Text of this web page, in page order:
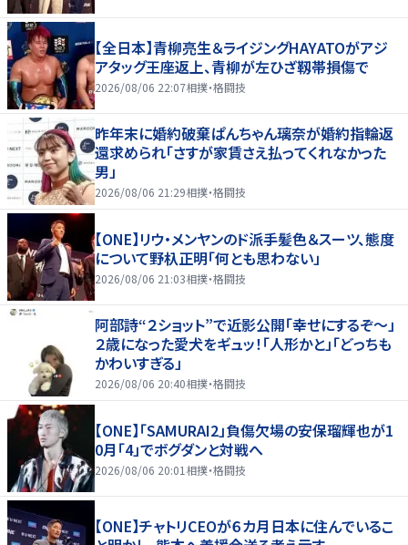
【全日本】青柳亮生＆ライジングHAYATOがアジ
アタッグ王座返上、青柳が左ひざ靱帯損傷で
2026/08/06 22:07相撲・格闘技
昨年末に婚約破棄ぱんちゃん璃奈が婚約指輪返
還求められ「さすが家賃さえ払ってくれなかった
男」
2026/08/06 21:29相撲・格闘技
【ONE】リウ・メンヤンのド派手髪色＆スーツ、態度
について野杁正明「何とも思わない」
2026/08/06 21:03相撲・格闘技
阿部詩“２ショット”で近影公開「幸せにするぞ〜」
２歳になった愛犬をギュッ！「人形かと」「どっちも
かわいすぎる」
2026/08/06 20:40相撲・格闘技
【ONE】「SAMURAI2」負傷欠場の安保瑠輝也が1
0月「4」でボグダンと対戦へ
2026/08/06 20:01 相撲・格闘技
【ONE】チャトリCEOが６カ月日本に住んでいるこ